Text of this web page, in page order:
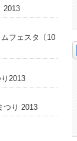
2013
フェスタ〔10
2013
つり 2013